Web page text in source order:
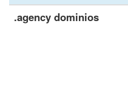
.agency dominios